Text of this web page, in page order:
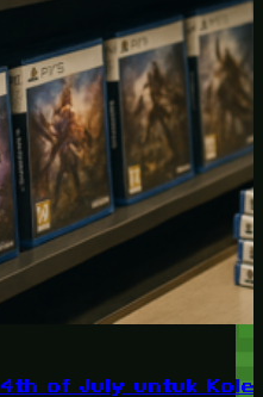
of July untuk